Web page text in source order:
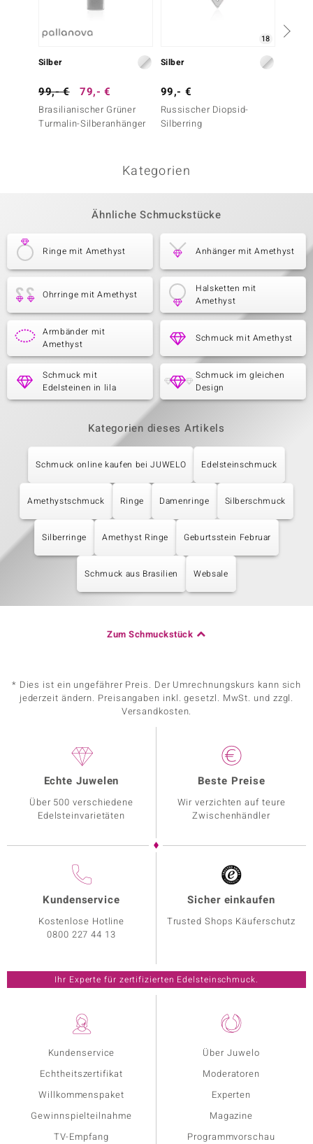
Silber
99,- € 79,- €
Brasilianischer Grüner
Turmalin-Silberanhänger
18
Silber
99,- €
Russischer Diopsid-
Silberring
Kategorien
Ähnliche Schmuckstücke
Ringe mit Amethyst Anhänger mit Amethyst
Ohrringe mit Amethyst
Halsketten mit
Amethyst
Armbänder mit
Amethyst
Schmuck mit Amethyst
Schmuck mit
Edelsteinen in lila
Schmuck im gleichen
Design
Kategorien dieses Artikels
Schmuck online kaufen bei JUWELO Edelsteinschmuck
Amethystschmuck Ringe Damenringe Silberschmuck
Silberringe Amethyst Ringe Geburtsstein Februar
Schmuck aus Brasilien Websale
Zum Schmuckstück
* Dies ist ein ungefährer Preis. Der Umrechnungskurs kann sich
jederzeit ändern. Preisangaben inkl. gesetzl. MwSt. und zzgl.
Versandkosten.
Kundenservice
Echtheitszertifikat
Willkommenspaket
Gewinnspielteilnahme
TV-Empfang
Über Juwelo
Moderatoren
Experten
Magazine
Programmvorschau
Echte Juwelen
Über 500 verschiedene
Edelsteinvarietäten
Beste Preise
Wir verzichten auf teure
Zwischenhändler
Kundenservice
Kostenlose Hotline
0800 227 44 13
Sicher einkaufen
Trusted Shops Käuferschutz
Ihr Experte für zertifizierten Edelsteinschmuck.